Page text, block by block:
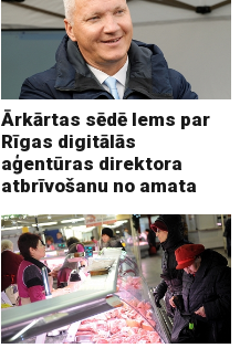
Ārkārtas sēdē lems par
Rīgas digitālās
aģentūras direktora
atbrīvošanu no amata